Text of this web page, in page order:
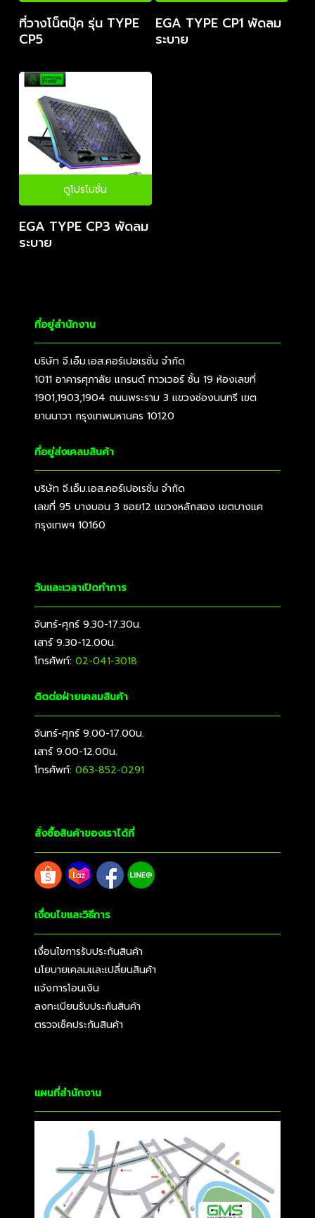
ที่วางโน็ตบุ๊ค รุ่น TYPE
CP5
EGA TYPE CP1 พัดลม
ระบาย
ดูโปรโมชั่น
EGA TYPE CP3 พัดลม
ระบาย
ที่อยู่สำนักงาน
บริษัท จี.เอ็ม.เอส.คอร์เปอเรชั่น จำกัด
1011 อาคารศุภาลัย แกรนด์ ทาวเวอร์ ชั้น 19 ห้องเลขที่
1901,1903,1904 ถนนพระราม 3 แขวงช่องนนทรี เขต
ยานนาวา กรุงเทพมหานคร 10120
ที่อยู่ส่งเคลมสินค้า
บริษัท จี.เอ็ม.เอส.คอร์เปอเรชั่น จำกัด
เลขที่ 95 บางบอน 3 ซอย12 แขวงหลักสอง เขตบางแค
กรุงเทพฯ 10160
วันและเวลาเปิดทำการ
จันทร์-ศุกร์ 9.30-17.30น.
เสาร์ 9.30-12.00น.
โทรศัพท์: 02-041-3018
ติดต่อฝ่ายเคลมสินค้า
จันทร์-ศุกร์ 9.00-17.00น.
เสาร์ 9.00-12.00น.
โทรศัพท์: 063-852-0291
สั่งซื้อสินค้าของเราได้ที่
เงื่อนไขและวิธีการ
เงื่อนไขการรับประกันสินค้า
นโยบายเคลมและเปลี่ยนสินค้า
แจ้งการโอนเงิน
ลงทะเบียนรับประกันสินค้า
ตรวจเช็คประกันสินค้า
แผนที่สำนักงาน